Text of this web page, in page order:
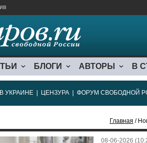
БЛОГИ АВТОРЫ В
УКРАИНЕ ЦЕНЗУРА ФОРУМ СВОБОДНОЙ
Главная /
08-06-2026